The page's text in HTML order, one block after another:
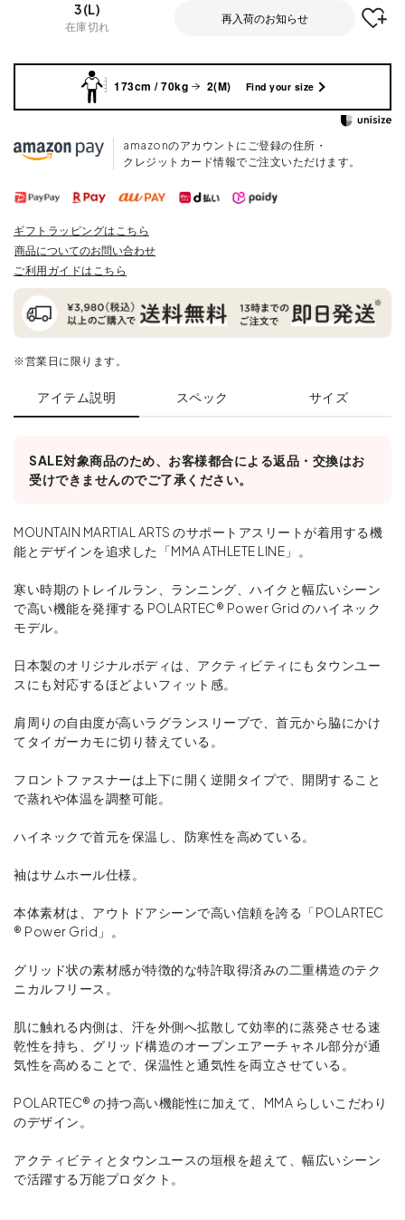
3(L)
在庫切れ
再入荷のお知らせ
173cm / 70kg 2(M) Find your size
amazonのアカウントにご登録の住所・
クレジットカード情報でご注文いただけます。
ギフトラッピングはこちら
商品についてのお問い合わせ
ご利用ガイドはこちら
※営業日に限ります。
アイテム説明 スペック サイズ
SALE対象商品のため、お客様都合による返品・交換はお
受けできませんのでご了承ください。
MOUNTAIN MARTIAL ARTS のサポートアスリートが着用する機
能とデザインを追求した「MMA ATHLETE LINE」。
寒い時期のトレイルラン、ランニング、ハイクと幅広いシーン
で高い機能を発揮する POLARTEC® Power Grid のハイネック
モデル。
日本製のオリジナルボディは、アクティビティにもタウンユー
スにも対応するほどよいフィット感。
肩周りの自由度が高いラグランスリーブで、首元から脇にかけ
てタイガーカモに切り替えている。
フロントファスナーは上下に開く逆開タイプで、開閉すること
で蒸れや体温を調整可能。
ハイネックで首元を保温し、防寒性を高めている。
袖はサムホール仕様。
本体素材は、アウトドアシーンで高い信頼を誇る「POLARTEC
® Power Grid」。
グリッド状の素材感が特徴的な特許取得済みの二重構造のテク
ニカルフリース。
肌に触れる内側は、汗を外側へ拡散して効率的に蒸発させる速
乾性を持ち、グリッド構造のオープンエアーチャネル部分が通
気性を高めることで、保温性と通気性を両立させている。
POLARTEC® の持つ高い機能性に加えて、MMA らしいこだわり
のデザイン。
アクティビティとタウンユースの垣根を超えて、幅広いシーン
で活躍する万能プロダクト。